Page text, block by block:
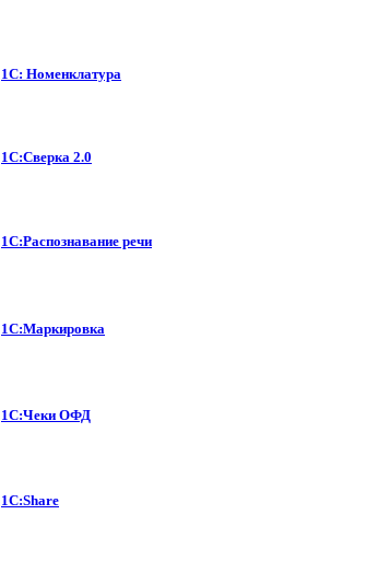
1С: Номенклатура
1С:Сверка 2.0
1С:Распознавание речи
1С:Маркировка
1С:Чеки ОФД
1С:Share